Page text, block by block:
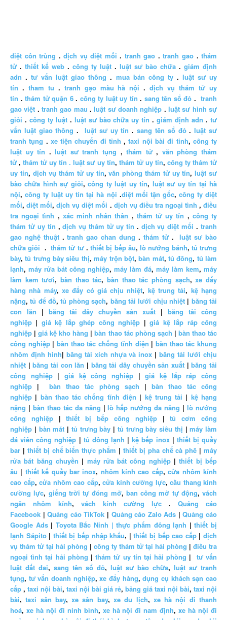
diệt côn trùng .dịch vụ diệt mối . tranh gao .tranh gao .thám
tử . thiết kế web . công ty luật . luật sư bào chữa . giám định
adn .tư vấn luật giao thông . mua bán công ty. luật sư uy
tín . tham tu . tranh gạo màu hà nội .dịch vụ thám tử uy
tín .thám tử quận 6. công ty luật uy tín . sang tên sổ đỏ .tranh
gao việt .tranh gao mau .luật sư doanh nghiệp .luật sư hình sự
giỏi . công ty luật. luật sư bào chữa uy tín .giám định adn .tư
vấn luật giao thông . luật sư uy tín .sang tên sổ đỏ.luật sư
tranh tụng . xe tiện chuyến đi tỉnh ,taxi nội bài đi tỉnh, công ty
luật uy tín .luật sư tranh tụng ,thám tử, văn phòng thám
tử ,thám tử uy tín . luật sư uy tín, thám tử uy tín, công ty thám tử
uy tín, dịch vụ thám tử uy tín,văn phòng thám tử uy tín,luật sư
bào chữa hình sự giỏi,công ty luật uy tín, luật sư uy tín tại hà
nội,công ty luật uy tín tại hà nội .diệt mối tận gốc, công ty diệt
mối,diệt mối,dịch vụ diệt mối . dịch vụ điều tra ngoại tình ,điều
tra ngoại tình , xác minh nhân thân , thám tử uy tín , công ty
thám tử uy tín ,dịch vụ thám tử uy tín . dịch vụ diệt mối .tranh
gao nghệ thuật.tranh gao chan dung . thám tử.luật sư bào
chữa giỏi .thám tử tư.thiết bị bếp âu,lò nướng bánh, tủ trưng
bày,tủ trưng bày siêu thị,máy trộn bột,bàn mát, tủ đông, tủ làm
lạnh, máy rửa bát công nghiệp, máy làm đá, máy làm kem, máy
làm kem tươi,bàn thao tác,bàn thao tác phòng sạch,xe đẩy
hàng nhà máy, xe đẩy có giá chịu nhiệt, kệ trung tải, kệ hạng
nặng,tủ để đồ,tủ phòng sạch, băng tải lưới chịu nhiệt| băng tải
con lăn | băng tải dây chuyền sản xuất | băng tải công
nghiệp | giá kệ lắp ghép công nghiệp |giá kệ lắp ráp công
nghiệp |giá kệ kho hàng |bàn thao tác phòng sạch | bàn thao tác
công nghiệp|bàn thao tác chống tĩnh điện | bàn thao tác khung
nhôm định hình| băng tải xích nhựa và inox |băng tải lưới chịu
nhiệt |băng tải con lăn | băng tải dây chuyền sản xuất |băng tải
công nghiệp|giá kệ công nghiệp |giá kệ lắp ráp công
nghiệp |bàn thao tác phòng sạch | bàn thao tác công
nghiệp | bàn thao tác chống tĩnh điện | kệ trung tải | kệ hạng
nặng | bàn thao tác đa năng |lò hấp nướng đa năng |lò nướng
công nghiệp|thiết bị bếp công nghiệp|tủ cơm công
nghiệp | bàn mát | tủ trưng bày | tủ trưng bày siêu thị |máy làm
đá viên công nghiệp | tủ đông lạnh |kệ bếp inox| thiết bị quầy
bar | thiết bị chế biến thực phẩm | thiết bị pha chế cà phê | máy
rửa bát băng chuyền | máy rửa bát công nghiệp|thiết bị bếp
âu | thiết kế quầy bar inox, nhôm kính cao cấp,cửa nhôm kính
cao cấp, cửa nhôm cao cấp, cửa kính cường lực, cầu thang kính
cường lực, giếng trời tự đóng mở, ban công mở tự động, vách
ngăn nhôm kính, vách kính cường lực . Quảng cáo
Facebook |Quảng cáo TikTok | Quảng cáo Zalo Ads |Quảng cáo
Google Ads| Toyota Bắc Ninh | thực phẩm đông lạnh |thiết bị
lạnh Sápito | thiết bị bếp nhập khẩu, |thiết bị bếp cao cấp|dịch
vụ thám tử tại hải phòng | công ty thám tử tại hải phòng | điều tra
ngoại tình tại hải phòng |thám tử uy tín tại hải phòng | tư vấn
luật đất đai, sang tên sổ đỏ, luật sư bào chữa, luật sư tranh
tụng, tư vấn doanh nghiệp,xe đẩy hàng,dụng cụ khách sạn cao
cấp , taxi nội bài, taxi nội bài giá rẻ, bảng giá taxi nội bài, taxi nội
bài,taxi sân bay,xe sân bay,xe du lịch, xe hà nội đi thanh
hoá, xe hà nội đi ninh bình, xe hà nội đi nam định,xe hà nội đi